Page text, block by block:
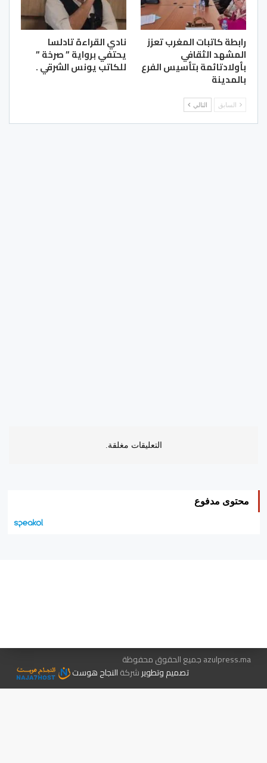
رابطة كاتبات المغرب تعزز
المشهد الثقافي
بأولادتائمة بتأسيس الفرع
بالمدينة
نادي القراءة تادلسا
يحتفي برواية ” صرخة ”
للكاتب يونس الشرقي .
السابق التالي
التعليقات مغلقة.
محتوى مدفوع
azulpress.ma جميع الحقوق محفوظة
تصميم وتطويرشركةالنجاح هوست